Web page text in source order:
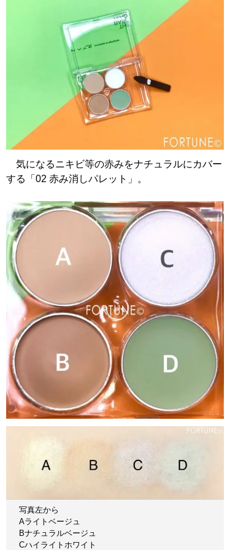
気になるニキビ等の赤みをナチュラルにカバー
する「02 赤み消しパレット」。
写真左から
Aライトベージュ
Bナチュラルベージュ
Cハイライトホワイト